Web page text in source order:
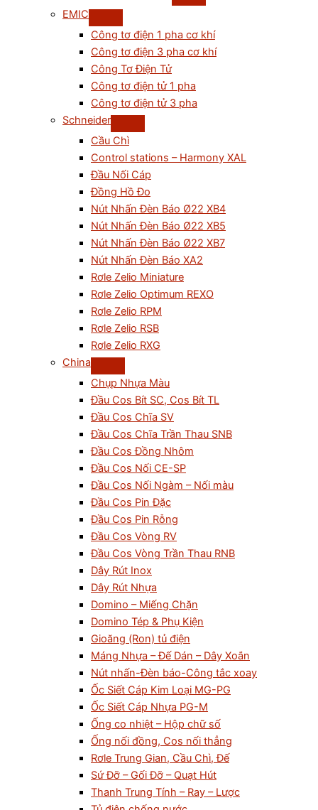
EMIC
Công tơ điện 1 pha cơ khí
Công tơ điện 3 pha cơ khí
Công Tơ Điện Tử
Công tơ điện tử 1 pha
Công tơ điện tử 3 pha
Schneider
Cầu Chì
Control stations – Harmony XAL
Đầu Nối Cáp
Đồng Hồ Đo
Nút Nhấn Đèn Báo Ø22 XB4
Nút Nhấn Đèn Báo Ø22 XB5
Nút Nhấn Đèn Báo Ø22 XB7
Nút Nhấn Đèn Báo XA2
Rơle Zelio Miniature
Rơle Zelio Optimum REXO
Rơle Zelio RPM
Rơle Zelio RSB
Rơle Zelio RXG
China
Chụp Nhựa Màu
Đầu Cos Bít SC, Cos Bít TL
Đầu Cos Chĩa SV
Đầu Cos Chĩa Trần Thau SNB
Đầu Cos Đồng Nhôm
Đầu Cos Nối CE-SP
Đầu Cos Nối Ngàm – Nối màu
Đầu Cos Pin Đặc
Đầu Cos Pin Rỗng
Đầu Cos Vòng RV
Đầu Cos Vòng Trần Thau RNB
Dây Rút Inox
Dây Rút Nhựa
Domino – Miếng Chặn
Domino Tép & Phụ Kiện
Gioăng (Ron) tủ điện
Máng Nhựa – Đế Dán – Dây Xoắn
Nút nhấn-Đèn báo-Công tắc xoay
Ốc Siết Cáp Kim Loại MG-PG
Ốc Siết Cáp Nhựa PG-M
Ống co nhiệt – Hộp chữ số
Ống nối đồng, Cos nối thẳng
Rơle Trung Gian, Cầu Chì, Đế
Sứ Đỡ – Gối Đỡ – Quạt Hút
Thanh Trung Tính – Ray – Lược